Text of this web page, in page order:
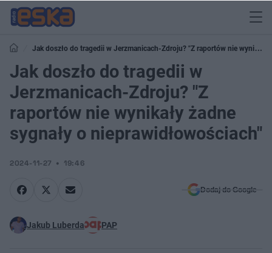
Jak doszło do tragedii w Jerzmanicach-Zdroju? "Z raportów nie wynikały
żadne sygnały o nieprawidłowościach"
Jak doszło do tragedii w
Jerzmanicach-Zdroju? "Z
raportów nie wynikały żadne
sygnały o nieprawidłowościach"
2024-11-27 19:46
Dodaj do Google
Jakub Luberda PAP